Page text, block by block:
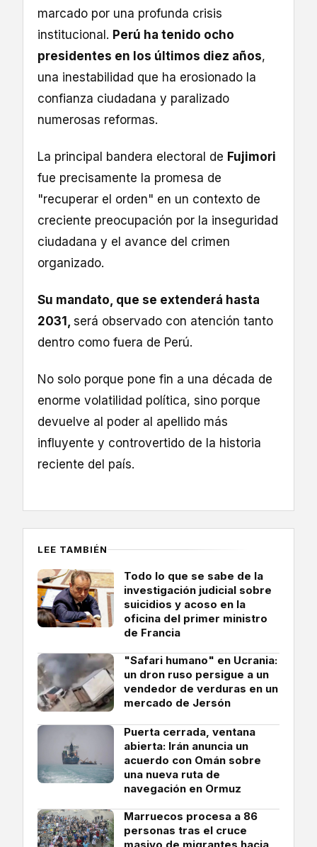
marcado por una profunda crisis
institucional. Perú ha tenido ocho
presidentes en los últimos diez años,
una inestabilidad que ha erosionado la
confianza ciudadana y paralizado
numerosas reformas.
La principal bandera electoral de Fujimori
fue precisamente la promesa de
"recuperar el orden" en un contexto de
creciente preocupación por la inseguridad
ciudadana y el avance del crimen
organizado.
Su mandato, que se extenderá hasta
2031, será observado con atención tanto
dentro como fuera de Perú.
No solo porque pone fin a una década de
enorme volatilidad política, sino porque
devuelve al poder al apellido más
influyente y controvertido de la historia
reciente del país.
LEE TAMBIÉN
Todo lo que se sabe de la
investigación judicial sobre
suicidios y acoso en la
oficina del primer ministro
de Francia
"Safari humano" en Ucrania:
un dron ruso persigue a un
vendedor de verduras en un
mercado de Jersón
Puerta cerrada, ventana
abierta: Irán anuncia un
acuerdo con Omán sobre
una nueva ruta de
navegación en Ormuz
Marruecos procesa a 86
personas tras el cruce